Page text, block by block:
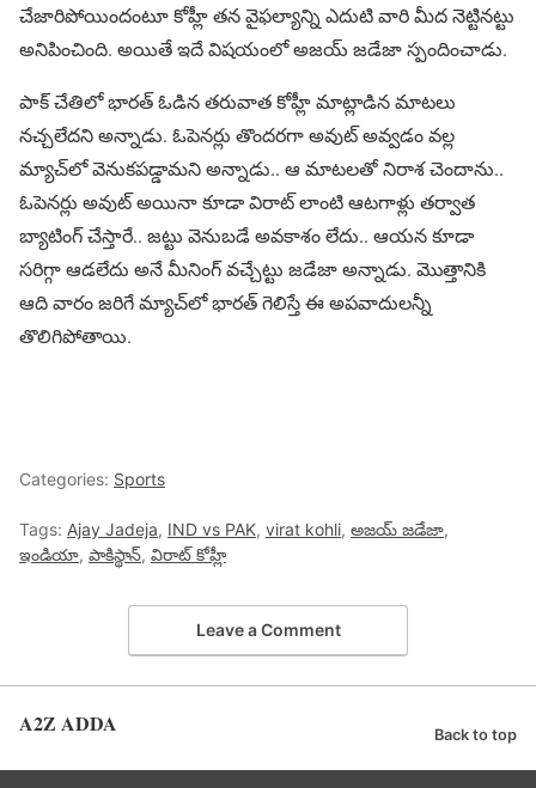
చేజారిపోయిందంటూ కోహ్లీ తన వైఫల్యాన్ని ఎదుటి వారి మీద నెట్టినట్టు
అనిపించింది. అయితే ఇదే విషయంలో అజయ్ జడేజా స్పందించాడు.
పాక్ చేతిలో భారత్ ఓడిన తరువాత కోహ్లీ మాట్లాడిన మాటలు
నచ్చలేదని అన్నాడు. ఓపెనర్లు తొందరగా అవుట్ అవ్వడం వల్ల
మ్యాచ్‌లో వెనుకపడ్డామని అన్నాడు.. ఆ మాటలతో నిరాశ చెందాను..
ఓపెనర్లు అవుట్ అయినా కూడా విరాట్ లాంటి ఆటగాళ్లు తర్వాత
బ్యాటింగ్ చేస్తారే.. జట్టు వెనుబడే అవకాశం లేదు.. ఆయన కూడా
సరిగ్గా ఆడలేదు అనే మీనింగ్ వచ్చేట్టు జడేజా అన్నాడు. మొత్తానికి
ఆది వారం జరిగే మ్యాచ్‌లో భారత్ గెలిస్తే ఈ అపవాదులన్నీ
తొలిగిపోతాయి.
Categories: Sports
Tags: Ajay Jadeja, IND vs PAK, virat kohli, అజయ్ జడేజా,
ఇండియా, పాకిస్థాన్, విరాట్ కోహ్లీ
Leave a Comment
A2Z ADDA Back to top